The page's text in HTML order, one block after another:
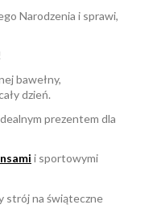
Narodzenia i sprawi,
bawełny,
dzień.
prezentem dla
i sportowymi
strój na świąteczne